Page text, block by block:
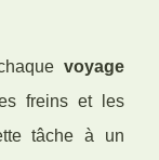
voyage
freins et les
tâche à un